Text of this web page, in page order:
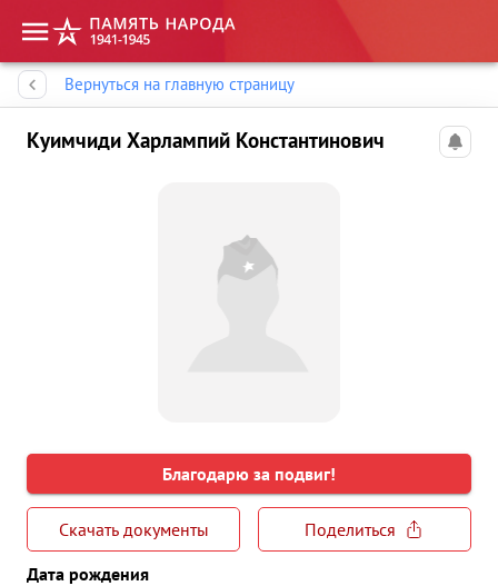
Вернуться на главную страницу
Куимчиди Харлампий Константинович
Благодарю за подвиг!
Скачать документы
Поделиться
Дата рождения
Память народа